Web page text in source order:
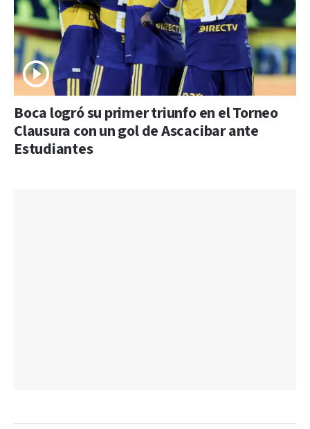
Boca logró su primer triunfo en el Torneo
Clausura con un gol de Ascacibar ante
Estudiantes